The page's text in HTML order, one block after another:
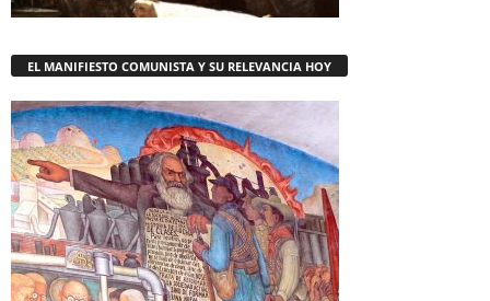
EL MANIFIESTO COMUNISTA Y SU RELEVANCIA HOY